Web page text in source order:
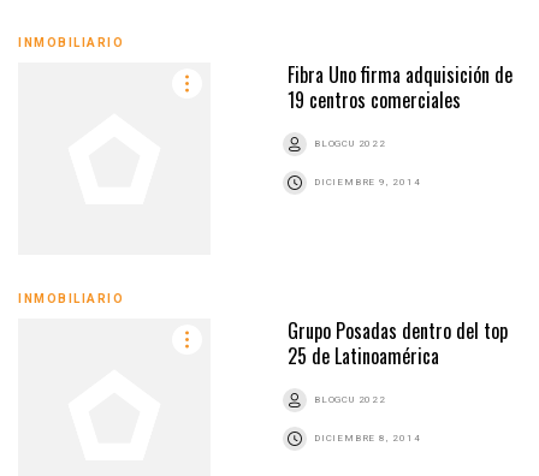
INMOBILIARIO
Fibra Uno firma adquisición de
19 centros comerciales
BLOGCU 2022
DICIEMBRE 9, 2014
INMOBILIARIO
Grupo Posadas dentro del top
25 de Latinoamérica
BLOGCU 2022
DICIEMBRE 8, 2014